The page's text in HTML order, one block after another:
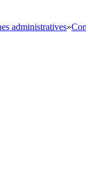
administratives»